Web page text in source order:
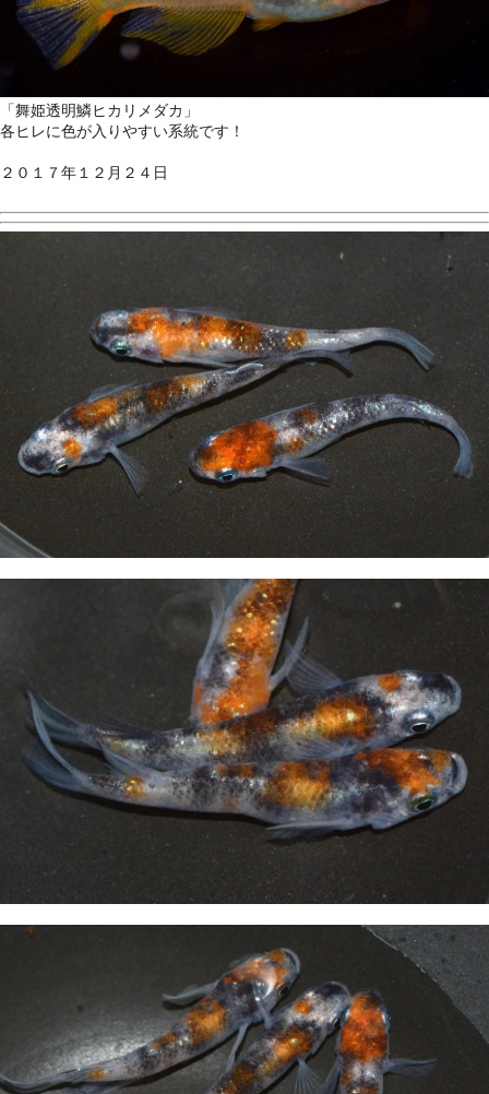
「舞姫透明鱗ヒカリメダカ」
各ヒレに色が入りやすい系統です！
２０１７年１２月２４日